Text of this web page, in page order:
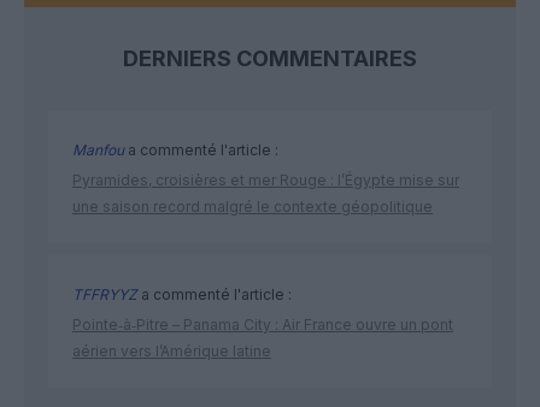
DERNIERS COMMENTAIRES
Manfoua commenté l'article :
Pyramides, croisières et mer Rouge : l’Égypte mise sur
une saison record malgré le contexte géopolitique
TFFRYYZa commenté l'article :
Pointe‑à‑Pitre – Panama City : Air France ouvre un pont
aérien vers l’Amérique latine